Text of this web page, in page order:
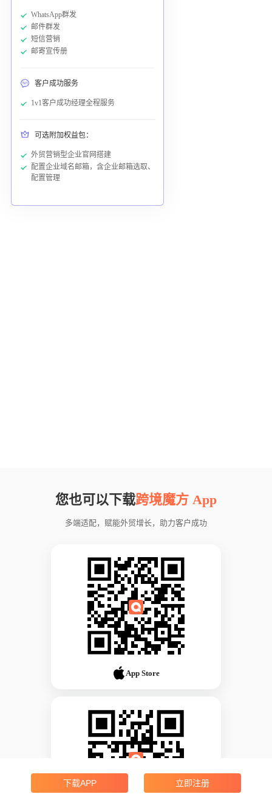
WhatsApp群发
邮件群发
短信营销
邮寄宣传册
客户成功服务
1v1客户成功经理全程服务
可选附加权益包：
外贸营销型企业官网搭建
配置企业域名邮箱，含企业邮箱选取、
配置管理
您也可以下载跨境魔方 App
多端适配，赋能外贸增长，助力客户成功
App Store
下载APP 立即注册